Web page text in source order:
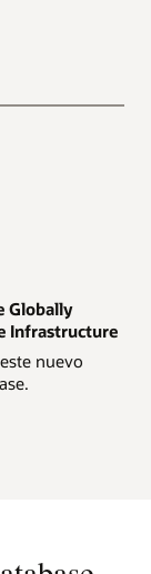
Globally
Infrastructure
nuevo